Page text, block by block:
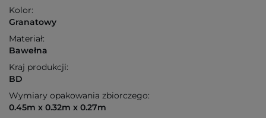
Kolor:
Granatowy
Materiał:
Bawełna
Kraj produkcji:
BD
Wymiary opakowania zbiorczego:
0.45m x 0.32m x 0.27m